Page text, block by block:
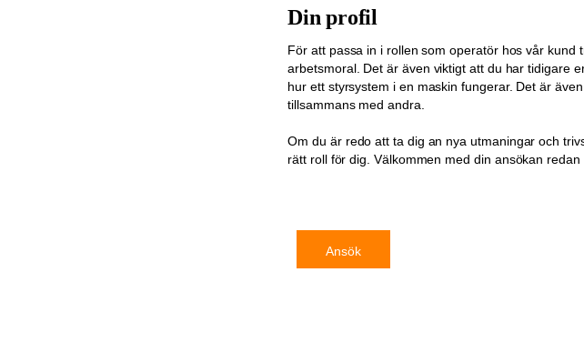
Din profil
För att passa in i rollen som operatör hos vår
arbetsmoral. Det är även viktigt att du har tidigare
hur ett styrsystem i en maskin fungerar. Det är
tillsammans med andra.
Om du är redo att ta dig an nya utmaningar och
rätt roll för dig. Välkommen med din ansökan redan
Ansök